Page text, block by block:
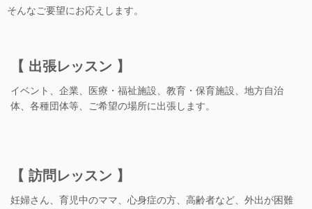
そんなご要望にお応えします。
【 出張レッスン 】
イベント、企業、医療・福祉施設、教育・保育施設、地方自治
体、各種団体等、ご希望の場所に出張します。
【 訪問レッスン 】
妊婦さん、育児中のママ、心身症の方、高齢者など、外出が困難